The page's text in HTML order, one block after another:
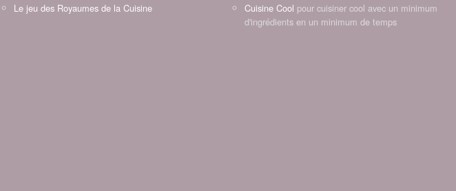
Le jeu des Royaumes de la Cuisine
Cuisine Cool pour cuisiner cool avec un minimum
d'ingrédients en un minimum de temps